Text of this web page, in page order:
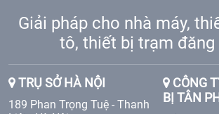
Giải pháp cho nhà máy,
tô, thiết bị trạm đăng
TRỤ SỞ HÀ NỘI
189 Phan Trọng Tuệ - Thanh
CÔNG
BỊ TÂN